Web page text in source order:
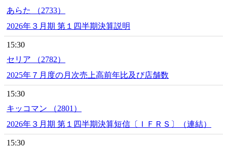
あらた （2733）
2026年３月期 第１四半期決算説明
15:30
セリア （2782）
2025年７月度の月次売上高前年比及び店舗数
15:30
キッコマン （2801）
2026年３月期 第１四半期決算短信〔ＩＦＲＳ〕（連結）
15:30